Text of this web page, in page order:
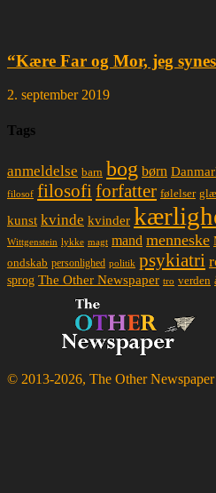
“Kære Far og Mor, jeg
2. september 2019
Tags
anmeldelse barn bog børn
filosof filosofi forfatter følelser
kunst kvinde kvinder
Wittgenstein lykke magt mand menneske
ondskab personlighed politik psykiatri
sprog The Other Newspaper tro verden
© 2013-2026, The Other Newspaper